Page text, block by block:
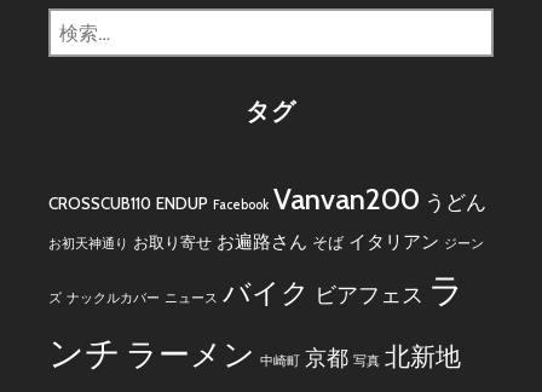
検
索:
タグ
CROSSCUB110 ENDUP Facebook Vanvan200 うどん
お初天神通り お取り寄せ お遍路さん そば イタリアン ジーン
ズ ナックルカバー ニュース バイク ビアフェス ラ
ンチ ラーメン 中崎町 京都 写真 北新地